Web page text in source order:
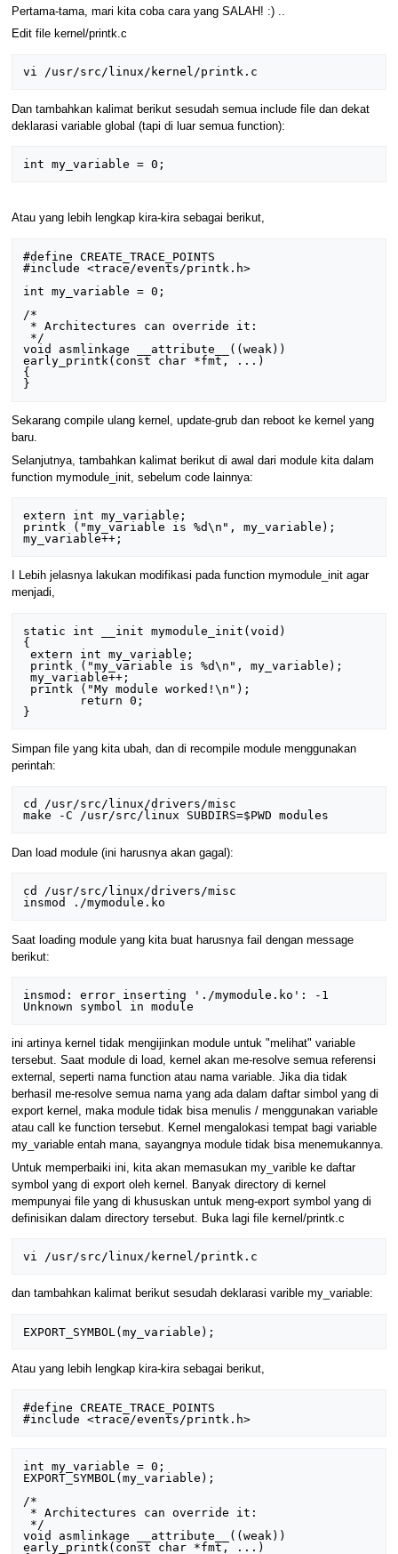
Pertama-tama, mari kita coba cara yang SALAH! :) ..
Edit file kernel/printk.c
Dan tambahkan kalimat berikut sesudah semua include file dan dekat
deklarasi variable global (tapi di luar semua function):
Atau yang lebih lengkap kira-kira sebagai berikut,
#define CREATE_TRACE_POINTS
#include <trace/events/printk.h>
int my_variable = 0;
/*
void asmlinkage __attribute__((weak))
early_printk(const char *fmt, ...)
{
Sekarang compile ulang kernel, update-grub dan reboot ke kernel yang
baru.
Selanjutnya, tambahkan kalimat berikut di awal dari module kita dalam
function mymodule_init, sebelum code lainnya:
extern int my_variable;
printk ("my_variable is %d\n", my_variable);
I Lebih jelasnya lakukan modifikasi pada function mymodule_init agar
menjadi,
static int __init mymodule_init(void)
{
extern int my_variable;
my_variable++;
        return 0;
Simpan file yang kita ubah, dan di recompile module menggunakan
perintah:
cd /usr/src/linux/drivers/misc
Dan load module (ini harusnya akan gagal):
cd /usr/src/linux/drivers/misc
Saat loading module yang kita buat harusnya fail dengan message
berikut:
insmod: error inserting './mymodule.ko': -1
ini artinya kernel tidak mengijinkan module untuk "melihat" variable
tersebut. Saat module di load, kernel akan me-resolve semua referensi
external, seperti nama function atau nama variable. Jika dia tidak
berhasil me-resolve semua nama yang ada dalam daftar simbol yang di
export kernel, maka module tidak bisa menulis / menggunakan variable
atau call ke function tersebut. Kernel mengalokasi tempat bagi variable
my_variable entah mana, sayangnya module tidak bisa menemukannya.
Untuk memperbaiki ini, kita akan memasukan my_varible ke daftar
symbol yang di export oleh kernel. Banyak directory di kernel
mempunyai file yang di khususkan untuk meng-export symbol yang di
definisikan dalam directory tersebut. Buka lagi file kernel/printk.c
dan tambahkan kalimat berikut sesudah deklarasi varible my_variable:
Atau yang lebih lengkap kira-kira sebagai berikut,
#define CREATE_TRACE_POINTS
int my_variable = 0;
EXPORT_SYMBOL(my_variable);
/*
void asmlinkage __attribute__((weak))
early_printk(const char *fmt, ...)